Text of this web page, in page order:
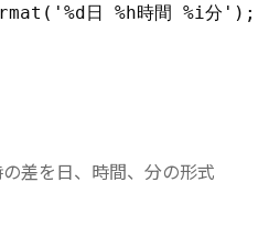
日 %h時間 %i分');
差を日、時間、分の形式